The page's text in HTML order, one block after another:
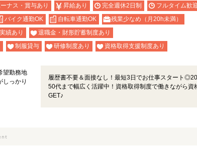
ナス・賞与あり 昇給あり 完全週休2日制
フルタイム歓
バイク通勤OK 自転車通勤OK
残業少なめ（月20h未満）
績あり
退職金・財形貯蓄制度あり
制服貸与 研修制度あり 資格取得支援制度あり
望勤務地
しっかり
履歴書不要＆面接なし！最短3日でお仕事スタート
50代まで幅広く活躍中！資格取得制度で働きながら資
GET♪